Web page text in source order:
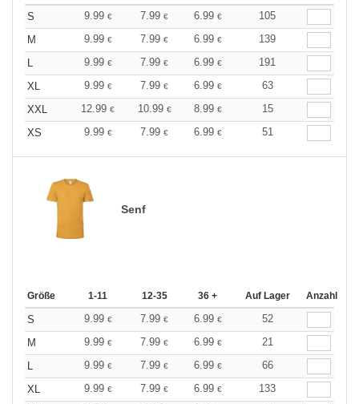
S 9.99 € 7.99 € 6.99 €
105
M
9.99 € 7.99 € 6.99 €
139
L
9.99 € 7.99 € 6.99 €
191
XL
9.99 € 7.99 € 6.99 €
63
XXL
12.99 € 10.99 € 8.99 €
15
XS
9.99 € 7.99 € 6.99 € 51
Senf
Größe 1-11 12-35 36 + Auf Lager Anzahl
S 9.99 € 7.99 € 6.99 €
52
M
9.99 € 7.99 € 6.99 €
21
L
9.99 € 7.99 € 6.99 €
66
XL
9.99 € 7.99 € 6.99 €
133